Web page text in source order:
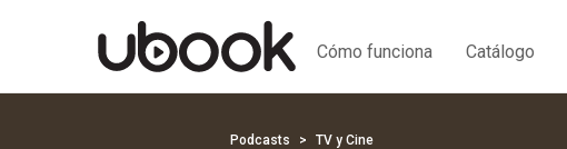
Cómo funciona Catálogo
Podcasts TV y Cine